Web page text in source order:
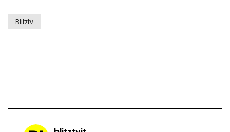
Blitztv